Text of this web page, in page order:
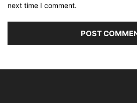
next time I comment.